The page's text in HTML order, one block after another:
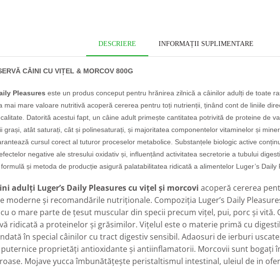
DESCRIERE INFORMAȚII SUPLIMENTARE
CÂINI CU VIȚEL & MORCOV 800G
Pleasures este un produs conceput pentru hrănirea zilnică a câinilor adulți de toate
mai mare valoare nutritivă acoperă cererea pentru toți nutrienții, ținând cont de liniile
Datorită acestui fapt, un câine adult primește cantitatea potrivită de proteine ​​de
grași, atât saturați, cât și polinesaturați, și majoritatea componentelor vitaminelor și
cursul corect al tuturor proceselor metabolice. Substanțele biologic active
negative ale stresului oxidativ și, influențând activitatea secretorie a tubului
și metoda de producție asigură palatabilitatea ridicată a alimentelor Luger’s Daily
adulți Luger’s Daily Pleasures cu vițel și morcovi acoperă cererea
moderne și recomandările nutriționale. Compoziția Luger’s Daily
o mare parte de țesut muscular din specii precum vițel, pui, porc și
ridicată a proteinelor și grăsimilor. Vițelul este o materie primă cu
în special câinilor cu tract digestiv sensibil. Adaosuri de ierburi
proprietăți antioxidante și antiinflamatorii. Morcovii sunt bogați
Mojave yucca îmbunătățește peristaltismul intestinal, uleiul de in